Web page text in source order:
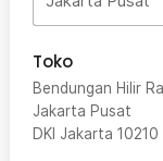
Toko
Bendungan Hilir
Jakarta Pusat
DKI Jakarta 10210